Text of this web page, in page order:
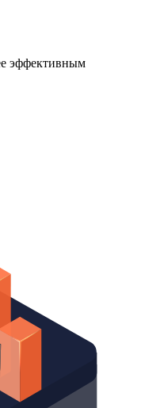
эффективным